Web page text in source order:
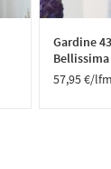
Gardine
Bellissima
57,95€/lfm